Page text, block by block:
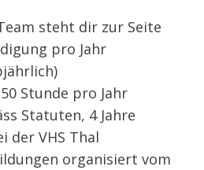
steht dir zur Seite
pro Jahr
Stunde pro Jahr
Statuten, 4 Jahre
der VHS Thal
organisiert vom